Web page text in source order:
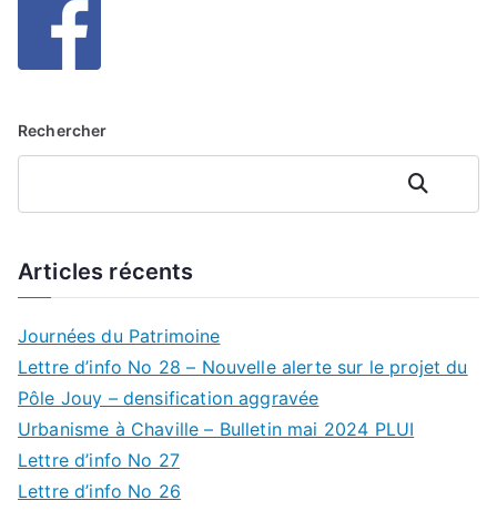
Rechercher
Rechercher
Articles récents
Journées du Patrimoine
Lettre d’info No 28 – Nouvelle alerte sur le projet du
Pôle Jouy – densification aggravée
Urbanisme à Chaville – Bulletin mai 2024 PLUI
Lettre d’info No 27
Lettre d’info No 26